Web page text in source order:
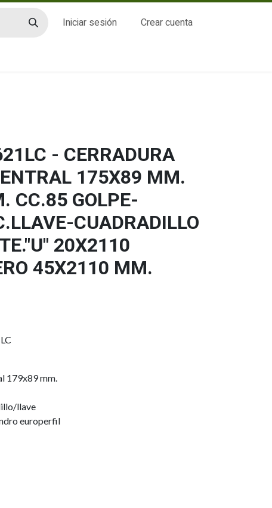
Iniciar sesión Crear cuenta
- CERRADURA
175X89 MM.
CC.85 GOLPE-
CUADRADILLO
20X2110
45X2110 MM.
179x89 mm.
llave
europerfil